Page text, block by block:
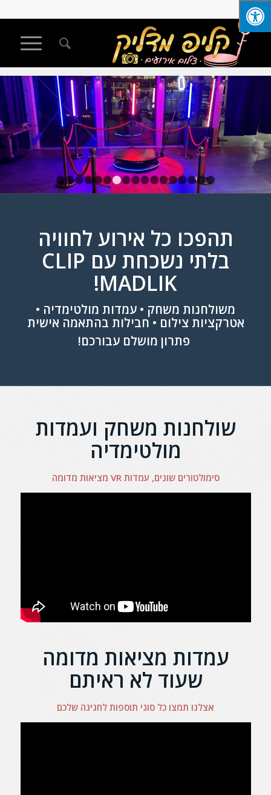
1 2 3 4 5 6 7 8 9 1011 12131415
תהפכו כל אירוע לחוויה
בלתי נשכחת עם CLIP
MADLIK!
משולחנות משחק • עמדות מולטימדיה •
אטרקציות צילום • חבילות בהתאמה אישית
פתרון מושלם עבורכם!
שולחנות משחק ועמדות
מולטימדיה
סימולטורים שונים, עמדות VR מציאות מדומה
עמדות מציאות מדומה
שעוד לא ראיתם
אצלנו תמצו כל סוגי תוספות לחגיגה שלכם